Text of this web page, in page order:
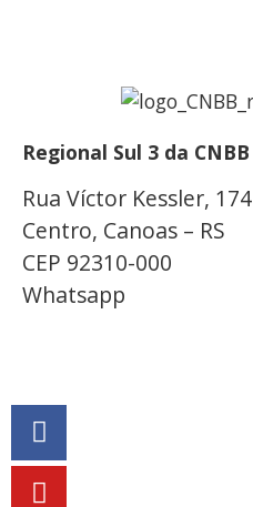
Regional Sul 3 da CNBB
Rua Víctor Kessler, 174
Centro, Canoas – RS
CEP 92310-000
Whatsapp